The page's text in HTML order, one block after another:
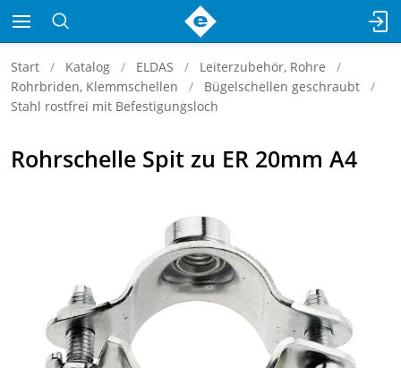
Start Katalog ELDAS
Leiterzubehör, Rohre
Rohrbriden, Klemmschellen
Bügelschellen geschraubt
Stahl rostfrei mit Befestigungsloch
Rohrschelle Spit zu ER 20mm A4